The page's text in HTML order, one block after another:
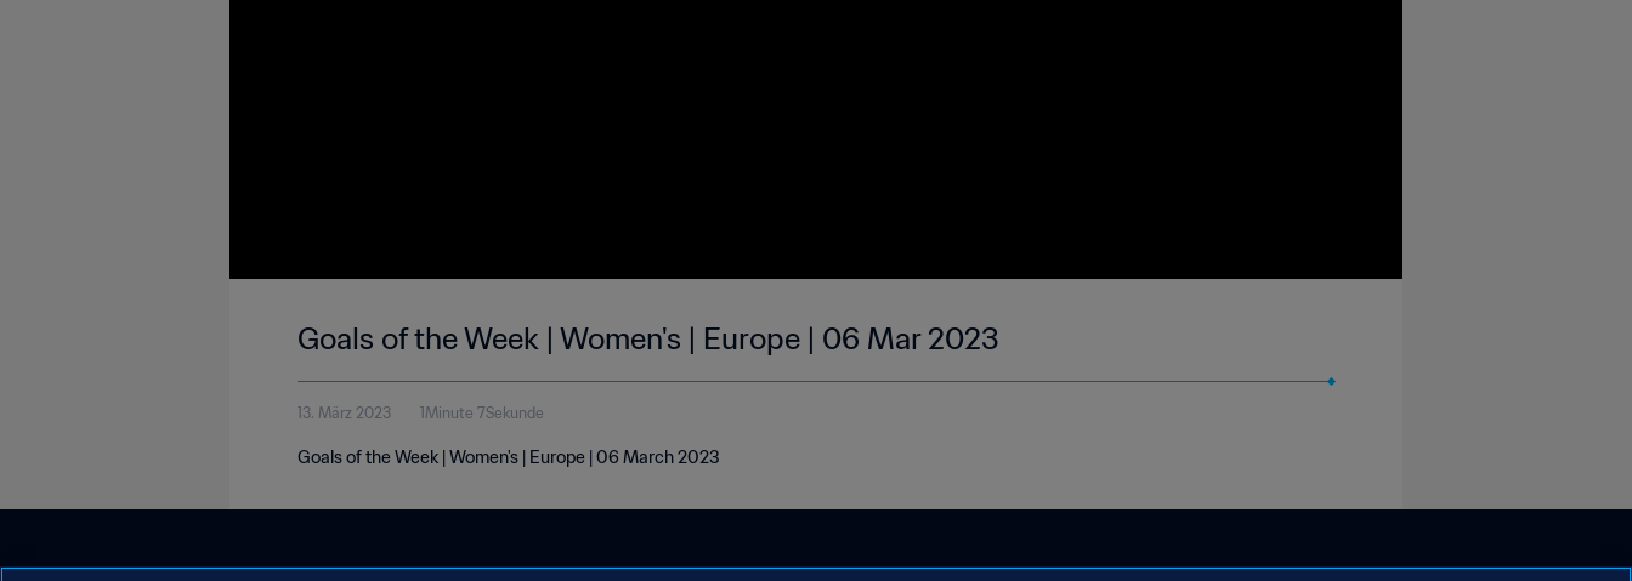
Goals of the Week | Women's | Europe | 06 Mar 2023
13. März 2023 1Minute 7Sekunde
Goals of the Week | Women's | Europe | 06 March 2023